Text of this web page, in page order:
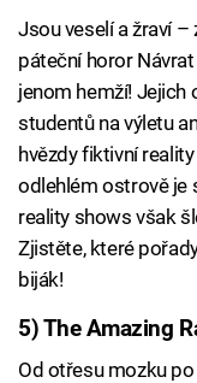
Jsou veselí a žraví
páteční horor
jenom hemží!
studentů na výletu
hvězdy fiktivní
odlehlém ostrově je
reality shows však
Zjistěte, které
biják!
5) The Amazing
Od otřesu mozku